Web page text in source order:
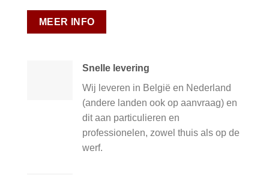
MEER INFO
Snelle levering
Wij leveren in België en Nederland
(andere landen ook op aanvraag) en
dit aan particulieren en
professionelen, zowel thuis als op de
werf.